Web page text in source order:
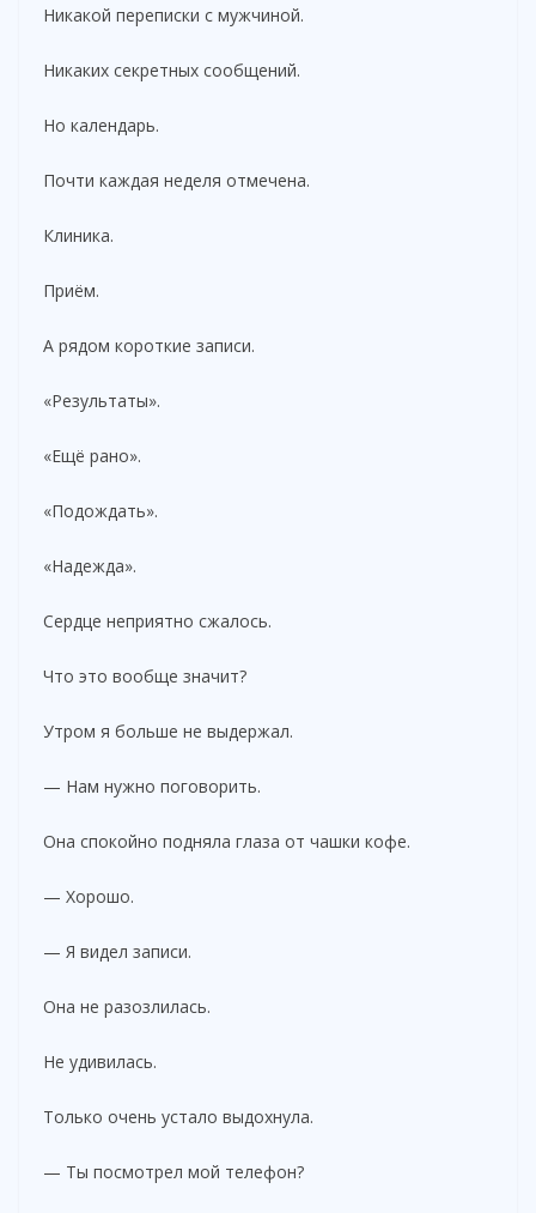
Никакой переписки с мужчиной.
Никаких секретных сообщений.
Но календарь.
Почти каждая неделя отмечена.
Клиника.
Приём.
А рядом короткие записи.
«Результаты».
«Ещё рано».
«Подождать».
«Надежда».
Сердце неприятно сжалось.
Что это вообще значит?
Утром я больше не выдержал.
— Нам нужно поговорить.
Она спокойно подняла глаза от чашки кофе.
— Хорошо.
— Я видел записи.
Она не разозлилась.
Не удивилась.
Только очень устало выдохнула.
— Ты посмотрел мой телефон?